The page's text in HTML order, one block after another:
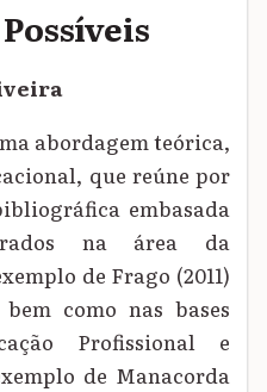
abordagem teórica,
que reúne por
embasada
na área da
de Frago (2011)
como nas bases
Profissional e
de Manacorda